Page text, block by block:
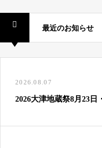
最近のお知らせ
2026.08.07
2026大津地蔵祭8月23